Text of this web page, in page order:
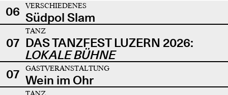
06
VERSCHIEDENES
Südpol Slam
07
TANZ
DAS TANZFEST LUZERN 2026:
LOKALE BÜHNE
07
GASTVERANSTALTUNG
Wein im Ohr